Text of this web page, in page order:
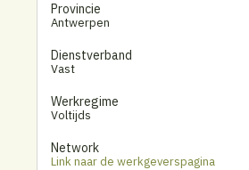
Provincie
Antwerpen
Dienstverband
Vast
Werkregime
Voltijds
Network
Link naar de werkgeverspagina